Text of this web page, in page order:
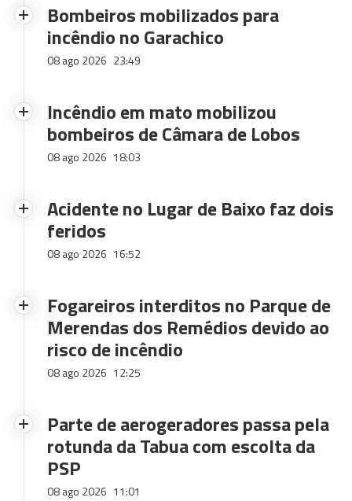
Bombeiros mobilizados para
incêndio no Garachico
08 ago 2026 23:49
Incêndio em mato mobilizou
bombeiros de Câmara de Lobos
08 ago 2026 18:03
Acidente no Lugar de Baixo faz dois
feridos
08 ago 2026 16:52
Fogareiros interditos no Parque de
Merendas dos Remédios devido ao
risco de incêndio
08 ago 2026 12:25
Parte de aerogeradores passa pela
rotunda da Tabua com escolta da
PSP
08 ago 2026 11:01